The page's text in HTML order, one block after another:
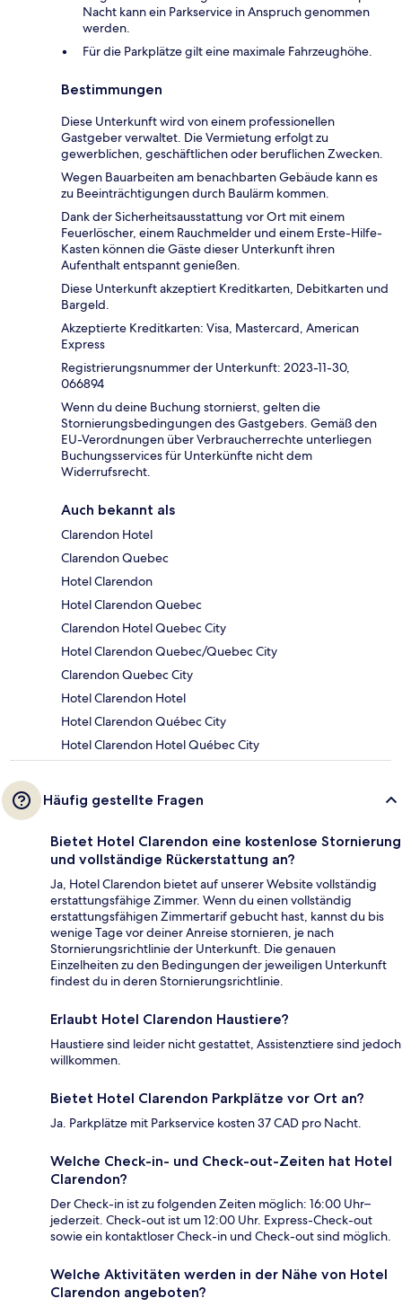
Nacht kann ein Parkservice in Anspruch genommen
werden.
Für die Parkplätze gilt eine maximale Fahrzeughöhe.
Bestimmungen
Diese Unterkunft wird von einem professionellen
Gastgeber verwaltet. Die Vermietung erfolgt zu
gewerblichen, geschäftlichen oder beruflichen Zwecken.
Wegen Bauarbeiten am benachbarten Gebäude kann es
zu Beeinträchtigungen durch Baulärm kommen.
Dank der Sicherheitsausstattung vor Ort mit einem
Feuerlöscher, einem Rauchmelder und einem Erste-Hilfe-
Kasten können die Gäste dieser Unterkunft ihren
Aufenthalt entspannt genießen.
Diese Unterkunft akzeptiert Kreditkarten, Debitkarten und
Bargeld.
Akzeptierte Kreditkarten: Visa, Mastercard, American
Express
Registrierungsnummer der Unterkunft: 2023-11-30,
066894
Wenn du deine Buchung stornierst, gelten die
Stornierungsbedingungen des Gastgebers. Gemäß den
EU-Verordnungen über Verbraucherrechte unterliegen
Buchungsservices für Unterkünfte nicht dem
Widerrufsrecht.
Auch bekannt als
Clarendon Hotel
Clarendon Quebec
Hotel Clarendon
Hotel Clarendon Quebec
Clarendon Hotel Quebec City
Hotel Clarendon Quebec/Quebec City
Clarendon Quebec City
Hotel Clarendon Hotel
Hotel Clarendon Québec City
Hotel Clarendon Hotel Québec City
Häufig gestellte Fragen
Bietet Hotel Clarendon eine kostenlose Stornierung
und vollständige Rückerstattung an?
Ja, Hotel Clarendon bietet auf unserer Website vollständig
erstattungsfähige Zimmer. Wenn du einen vollständig
erstattungsfähigen Zimmertarif gebucht hast, kannst du bis
wenige Tage vor deiner Anreise stornieren, je nach
Stornierungsrichtlinie der Unterkunft. Die genauen
Einzelheiten zu den Bedingungen der jeweiligen Unterkunft
findest du in deren Stornierungsrichtlinie.
Erlaubt Hotel Clarendon Haustiere?
Haustiere sind leider nicht gestattet, Assistenztiere sind jedoch
willkommen.
Bietet Hotel Clarendon Parkplätze vor Ort an?
Ja. Parkplätze mit Parkservice kosten 37 CAD pro Nacht.
Welche Check-in- und Check-out-Zeiten hat Hotel
Clarendon?
Der Check-in ist zu folgenden Zeiten möglich: 16:00 Uhr–
jederzeit. Check-out ist um 12:00 Uhr. Express-Check-out
sowie ein kontaktloser Check-in und Check-out sind möglich.
Welche Aktivitäten werden in der Nähe von Hotel
Clarendon angeboten?